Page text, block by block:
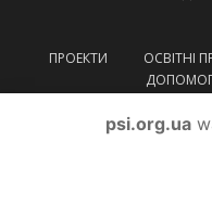
ПРОЕКТИ
ОСВІТНІ
Правозахисна
psi.org.ua